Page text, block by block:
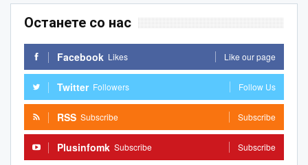
Останете со нас
Facebook Likes Like our page
Twitter Followers Follow Us
RSS Subscribe Subscribe
Plusinfomk Subscribe Subscribe